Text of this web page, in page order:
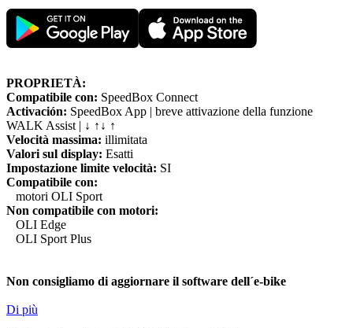
PROPRIETÀ:
Compatibile con: SpeedBox Connect
Activación: SpeedBox App | breve attivazione della funzione
WALK Assist | ↓ ↑↓ ↑
Velocità massima: illimitata
Valori sul display: Esatti
Impostazione limite velocità: SI
Compatibile con:
motori OLI Sport
Non compatibile con motori:
OLI Edge
OLI Sport Plus
Non consigliamo di aggiornare il software dell´e-bike
Di più